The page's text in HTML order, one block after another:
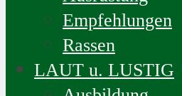
Empfehlungen
Rassen
LAUT u. LUSTIG